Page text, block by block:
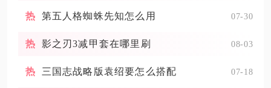
第五人格蜘蛛先知怎么用 07-30
影之刃3减甲套在哪里刷 08-03
三国志战略版袁绍要怎么搭配 07-18